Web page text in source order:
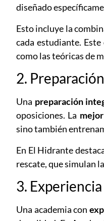
diseñado
Esto incluye la
cada estudiante.
como las teóricas de
2.
Una preparación
oposiciones. La
sino también
En El Hidrante
rescate, que simulan
3.
Una academia con